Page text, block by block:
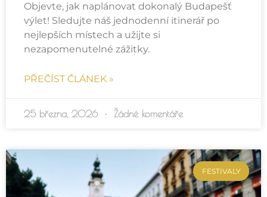
Objevte, jak naplánovat dokonalý Budapešť
výlet! Sledujte náš jednodenní itinerář po
nejlepších místech a užijte si
nezapomenutelné zážitky.
PŘEČÍST ČLÁNEK »
25 března, 2026 Žádné komentáře
FESTIVALY